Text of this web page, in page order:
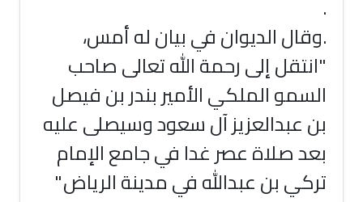
.
.وقال الديوان في بيان له أمس،
"انتقل إلى رحمة الله تعالى صاحب
السمو الملكي الأمير بندر بن فيصل
بن عبدالعزيز آل سعود وسيصلى عليه
بعد صلاة عصر غدا في جامع الإمام
تركي بن عبدالله في مدينة الرياض".